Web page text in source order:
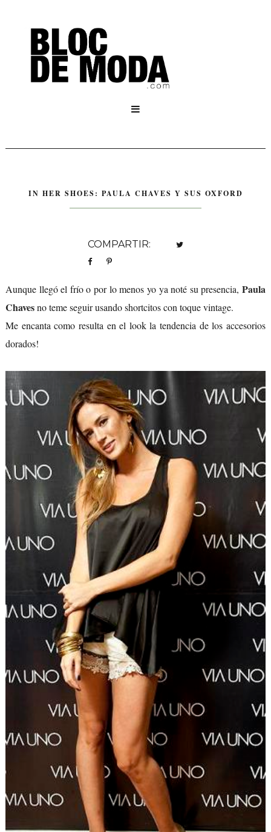

IN HER SHOES: PAULA CHAVES Y SUS OXFORD
COMPARTIR:
Aunque llegó el frío o por lo menos yo ya noté su presencia,Paula
Chavesno teme seguir usando shortcitos con toque vintage.
Me encanta como resulta en el look la tendencia de los accesorios
dorados!